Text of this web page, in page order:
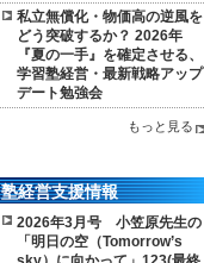
私立無償化・物価高の逆風を
どう突破するか？ 2026年
『夏の一手』を確定させる、
学習塾経営・最新戦略アップ
デート勉強会
もっと見る
塾経営支援情報
2026年3月号 小笠原先生の
「明日の空（Tomorrow’s